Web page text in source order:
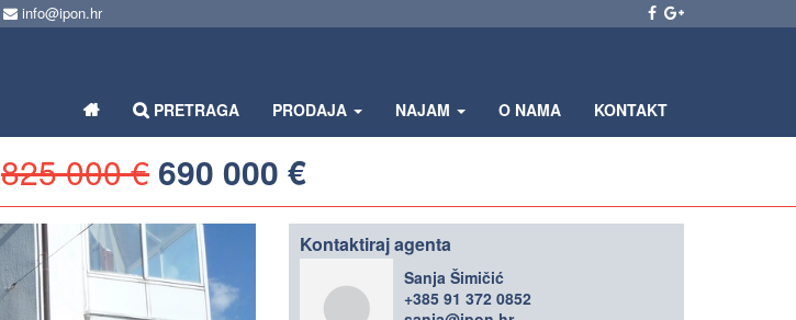
info@ipon.hr
PRETRAGA PRODAJA NAJAM O NAMA KONTAKT
825 000 € 690 000 €
Kontaktiraj agenta
Sanja Šimičić
+385 91 372 0852